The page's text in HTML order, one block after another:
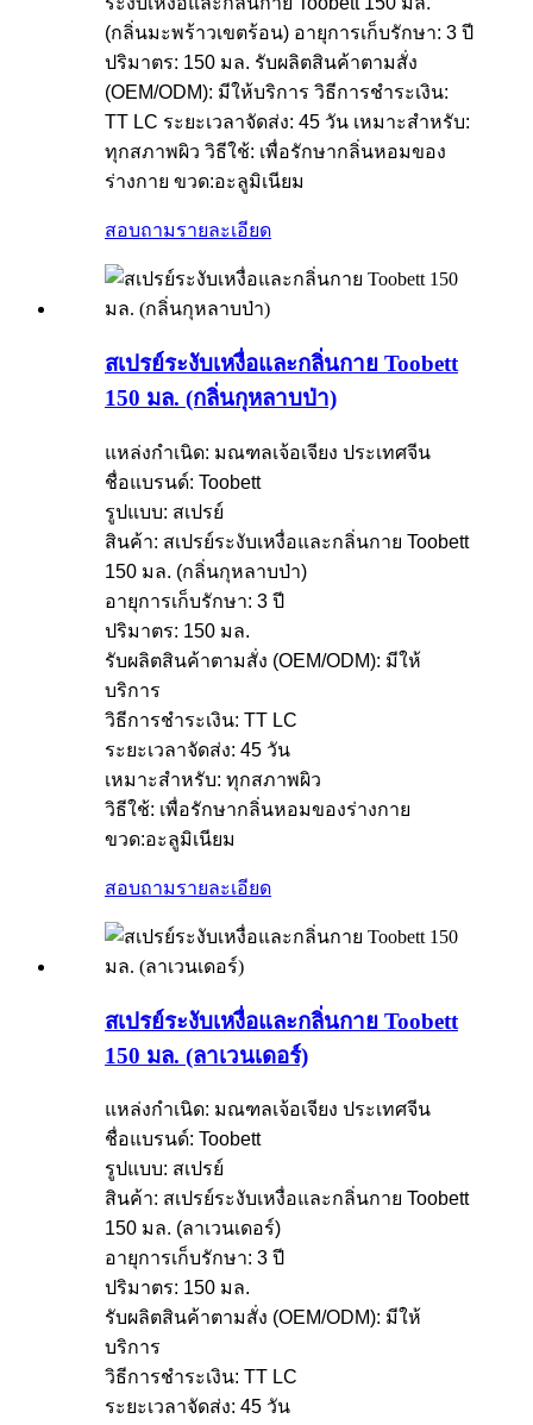
(กลิ่นมะพร้าวเขตร้อน) อายุการเก็บรักษา: 3 ปี
ปริมาตร: 150 มล. รับผลิตสินค้าตามสั่ง
(OEM/ODM): มีให้บริการ วิธีการชำระเงิน:
TT LC ระยะเวลาจัดส่ง: 45 วัน เหมาะสำหรับ:
ทุกสภาพผิว วิธีใช้: เพื่อรักษากลิ่นหอมของ
ร่างกาย ขวด:อะลูมิเนียม
สอบถามรายละเอียด
สเปรย์ระงับเหงื่อและกลิ่นกาย Toobett
150 มล. (กลิ่นกุหลาบป่า)
แหล่งกำเนิด: มณฑลเจ้อเจียง ประเทศจีน
ชื่อแบรนด์: Toobett
รูปแบบ: สเปรย์
สินค้า: สเปรย์ระงับเหงื่อและกลิ่นกาย Toobett
150 มล. (กลิ่นกุหลาบป่า)
อายุการเก็บรักษา: 3 ปี
ปริมาตร: 150 มล.
รับผลิตสินค้าตามสั่ง (OEM/ODM): มีให้
บริการ
วิธีการชำระเงิน: TT LC
ระยะเวลาจัดส่ง: 45 วัน
เหมาะสำหรับ: ทุกสภาพผิว
วิธีใช้: เพื่อรักษากลิ่นหอมของร่างกาย
ขวด:อะลูมิเนียม
สอบถามรายละเอียด
สเปรย์ระงับเหงื่อและกลิ่นกาย Toobett
150 มล. (ลาเวนเดอร์)
แหล่งกำเนิด: มณฑลเจ้อเจียง ประเทศจีน
ชื่อแบรนด์: Toobett
รูปแบบ: สเปรย์
สินค้า: สเปรย์ระงับเหงื่อและกลิ่นกาย Toobett
150 มล. (ลาเวนเดอร์)
อายุการเก็บรักษา: 3 ปี
ปริมาตร: 150 มล.
รับผลิตสินค้าตามสั่ง (OEM/ODM): มีให้
บริการ
วิธีการชำระเงิน: TT LC
ระยะเวลาจัดส่ง: 45 วัน